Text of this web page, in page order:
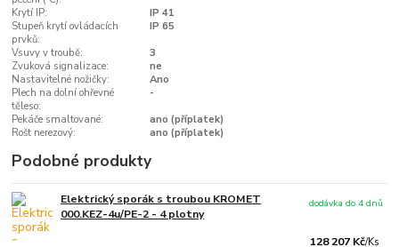
Krytí IP:
IP 41
Stupeň krytí ovládacích
prvků:
IP 65
Vsuvy v troubě:
3
Zvuková signalizace:
ne
Nastavitelné nožičky:
Ano
Plech na dolní ohřevné
těleso:
-
Pekáče smaltované:
ano (příplatek)
Rošt nerezový:
ano (příplatek)
Podobné produkty
Elektrický sporák s troubou KROMET
000.KEZ-4u/PE-2 - 4 plotny
128 207 Kč/Ks
dodávka do 4 dnů